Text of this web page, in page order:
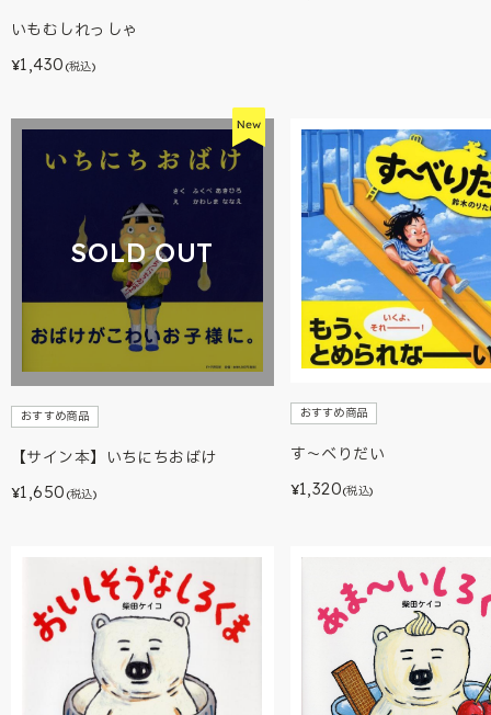
いもむしれっしゃ
¥1,430 (税込)
SOLD OUT
おすすめ商品
【サイン本】いちにちおばけ
¥1,650 (税込)
おすすめ商品
す～べりだい
¥1,320(税込)